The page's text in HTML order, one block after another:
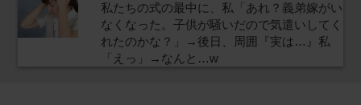
私たちの式の最中に、私「あれ？義弟嫁がい
なくなった。子供が騒いだので気遣いしてく
れたのかな？」→後日、周囲『実は…』私
「えっ」→なんと…w